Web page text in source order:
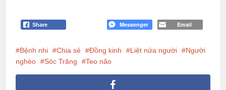
Share Messenger Email
Bệnh nhi Chia sẻ Đồng kinh Liệt nửa người
Người
nghèo
Sóc Trăng Teo não